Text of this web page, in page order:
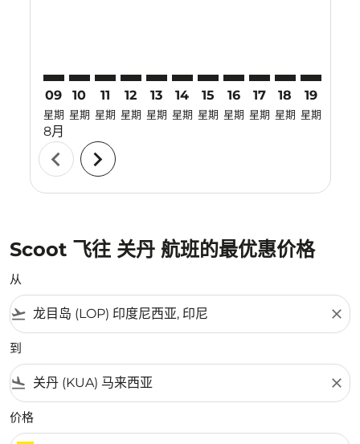
09
星期
8月
10
星期
11
星期
12
星期
13
星期
14
星期
15
星期
16
星期
17
星期
18
星期
19
星期
chevron_left chevron_right
Scoot 飞往 关丹 航班的最优惠价格
从
flight_takeoff close
到
flight_land close
价格